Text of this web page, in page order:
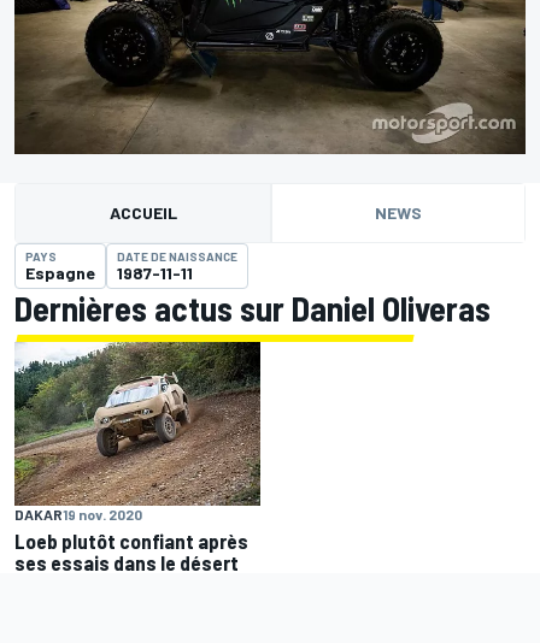
ACCUEIL NEWS
PAYS
Espagne
DATE DE NAISSANCE
1987-11-11
Dernières actus sur Daniel Oliveras
DAKAR19 nov. 2020
Loeb plutôt confiant après
ses essais dans le désert